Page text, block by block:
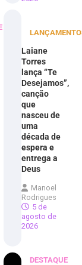
Laiane
Torres
lança “Te
Desejamos”,
canção
que
nasceu de
uma
década de
espera e
entrega a
Deus
Manoel
Rodrigues
5 de
agosto de
2026
DESTAQUE